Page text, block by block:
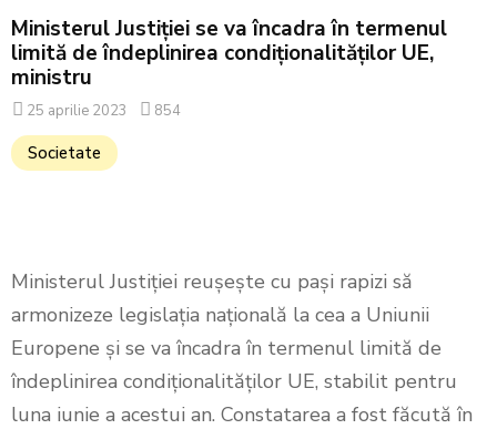
Ministerul Justiției se va încadra în termenul
limită de îndeplinirea condiționalităților UE,
ministru
25 aprilie 2023 854
Societate
Ministerul Justiției reușește cu pași rapizi să
armonizeze legislația națională la cea a Uniunii
Europene și se va încadra în termenul limită de
îndeplinirea condiționalităților UE, stabilit pentru
luna iunie a acestui an. Constatarea a fost făcută în